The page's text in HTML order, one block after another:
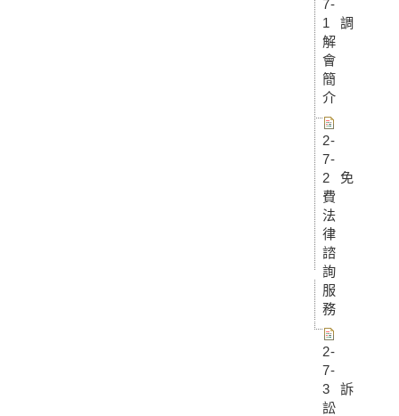
7-
1 調
解
會
簡
介
2-
7-
2 免
費
法
律
諮
詢
服
務
2-
7-
3 訴
訟